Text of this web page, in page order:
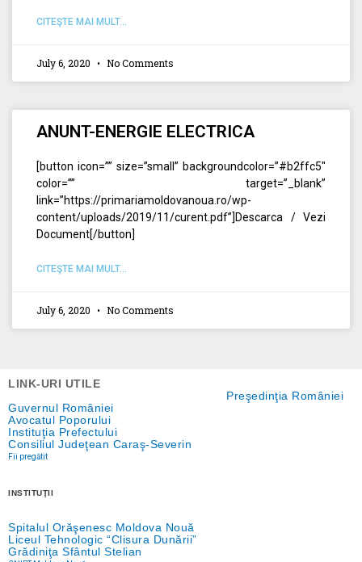
CITEŞTE MAI MULT...
July 6, 2020 No Comments
ANUNT-ENERGIE ELECTRICA
[button icon=”” size=”small” backgroundcolor=”#b2ffc5″
color=”” target=”_blank”
link=”https://primariamoldovanoua.ro/wp-
content/uploads/2019/11/curent.pdf”]Descarca / Vezi
Document[/button]
CITEŞTE MAI MULT...
July 6, 2020 No Comments
LINK-URI UTILE
Preşedinţia României
Guvernul României
Avocatul Poporului
Instituţia Prefectului
Consiliul Judeţean Caraş-Severin
Fii pregătit
INSTITUŢII
Spitalul Orăşenesc Moldova Nouă
Liceul Tehnologic “Clisura Dunării”
Grădiniţa Sfântul Stelian